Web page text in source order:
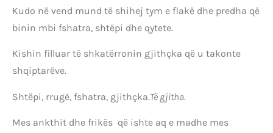
Kudo në vend mund të shihej tym e flakë dhe predha që
binin mbi fshatra, shtëpi dhe qytete.
Kishin filluar të shkatërronin gjithçka që u takonte
shqiptarëve.
Shtëpi, rrugë, fshatra, gjithçka.Të gjitha.
Mes ankthit dhe frikës që ishte aq e madhe mes